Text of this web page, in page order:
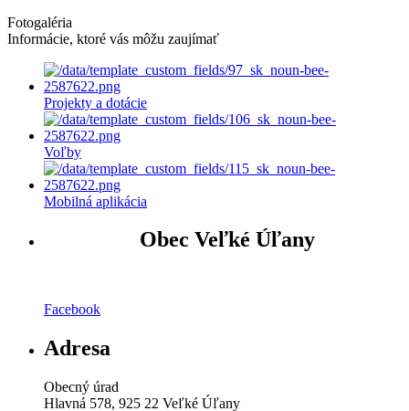
Fotogaléria
Informácie, ktoré vás môžu zaujímať
Projekty a dotácie
Voľby
Mobilná aplikácia
Obec Veľké Úľany
Facebook
Adresa
Obecný úrad
Hlavná 578, 925 22 Veľké Úľany